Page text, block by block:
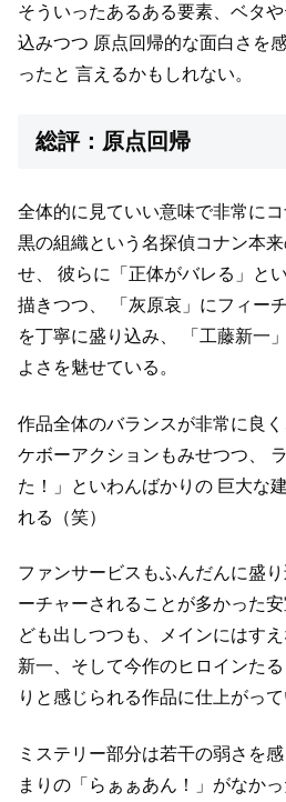
そういったあるある要素、ベタ
込みつつ 原点回帰的な面白さを
ったと 言えるかもしれない。
総評：原点回帰
全体的に見ていい意味で非常にコ
黒の組織という名探偵コナン本
せ、
彼らに「正体がバレる」と
描きつつ、
「灰原哀」にフィー
を丁寧に盛り込み、
「工藤新一
よさを魅せている。
作品全体のバランスが非常に良く
ケボーアクションもみせつつ、
た！」といわんばかりの 巨大な
れる（笑）
ファンサービスもふんだんに盛り
ーチャーされることが多かった安
ども出しつつも、メインにはすえ
新一、そして今作のヒロインたる
りと感じられる作品に仕上がって
ミステリー部分は若干の弱さを感
まりの「らぁぁあん！」がなか